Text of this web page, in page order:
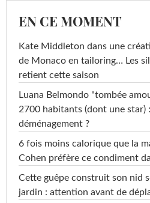
EN CE MOMENT
Kate Middleton dans une
de Monaco en tailoring… Les
retient cette saison
Luana Belmondo "tombée
2700 habitants (dont une star)
déménagement ?
6 fois moins calorique que la
Cohen préfère ce condiment
Cette guêpe construit son nid
jardin : attention avant de